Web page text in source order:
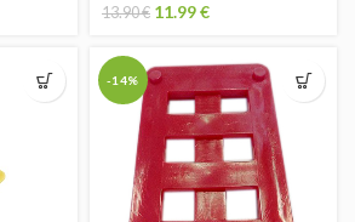
13.90€ 11.99€
-14%